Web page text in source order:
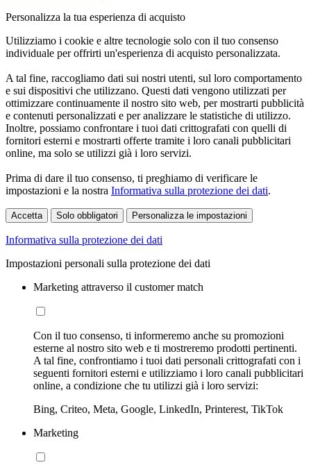
Personalizza la tua esperienza di acquisto
Utilizziamo i cookie e altre tecnologie solo con il tuo consenso
individuale per offrirti un'esperienza di acquisto personalizzata.
A tal fine, raccogliamo dati sui nostri utenti, sul loro comportamento
e sui dispositivi che utilizzano. Questi dati vengono utilizzati per
ottimizzare continuamente il nostro sito web, per mostrarti pubblicità
e contenuti personalizzati e per analizzare le statistiche di utilizzo.
Inoltre, possiamo confrontare i tuoi dati crittografati con quelli di
fornitori esterni e mostrarti offerte tramite i loro canali pubblicitari
online, ma solo se utilizzi già i loro servizi.
Prima di dare il tuo consenso, ti preghiamo di verificare le
impostazioni e la nostra Informativa sulla protezione dei dati.
Accetta Solo obbligatori Personalizza le impostazioni
Informativa sulla protezione dei dati
Impostazioni personali sulla protezione dei dati
Marketing attraverso il customer match
Con il tuo consenso, ti informeremo anche su promozioni
esterne al nostro sito web e ti mostreremo prodotti pertinenti.
A tal fine, confrontiamo i tuoi dati personali crittografati con i
seguenti fornitori esterni e utilizziamo i loro canali pubblicitari
online, a condizione che tu utilizzi già i loro servizi:
Bing, Criteo, Meta, Google, LinkedIn, Printerest, TikTok
Marketing